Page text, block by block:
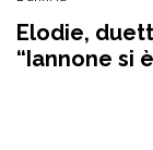
Elodie,
“Iannone si